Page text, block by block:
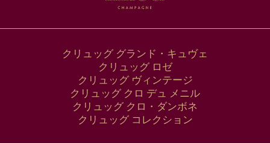
クリュッグ グランド・キュヴェ
クリュッグ ロゼ
クリュッグ ヴィンテージ
クリュッグ クロ デュ メニル
クリュッグ クロ・ダンボネ
クリュッグ コレクション